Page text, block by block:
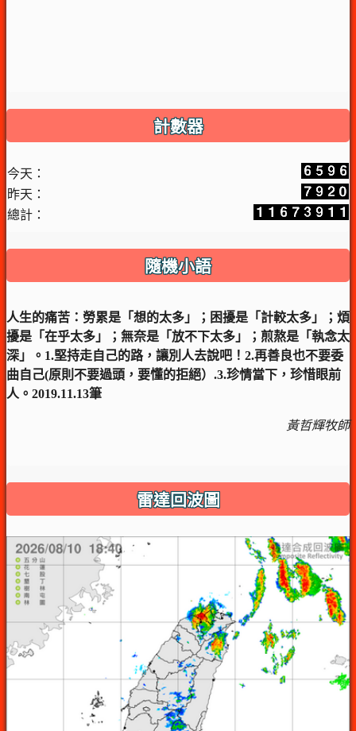
計數器
今天：
昨天：
總計：
隨機小語
人生的痛苦：勞累是「想的太多」；困擾是「計較太多」；煩
擾是「在乎太多」；無奈是「放不下太多」；煎熬是「執念太
深」。1.堅持走自己的路，讓別人去說吧！2.再善良也不要委
曲自己(原則不要過頭，要懂的拒絕）.3.珍情當下，珍惜眼前
人。2019.11.13筆
黃哲輝牧師
雷達回波圖